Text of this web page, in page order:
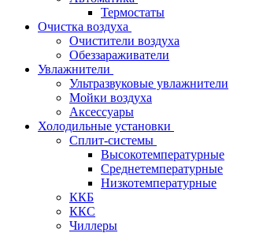
Термостаты
Очистка воздуха
Очистители воздуха
Обеззараживатели
Увлажнители
Ультразвуковые увлажнители
Мойки воздуха
Аксессуары
Холодильные установки
Сплит-системы
Высокотемпературные
Среднетемпературные
Низкотемпературные
ККБ
ККС
Чиллеры